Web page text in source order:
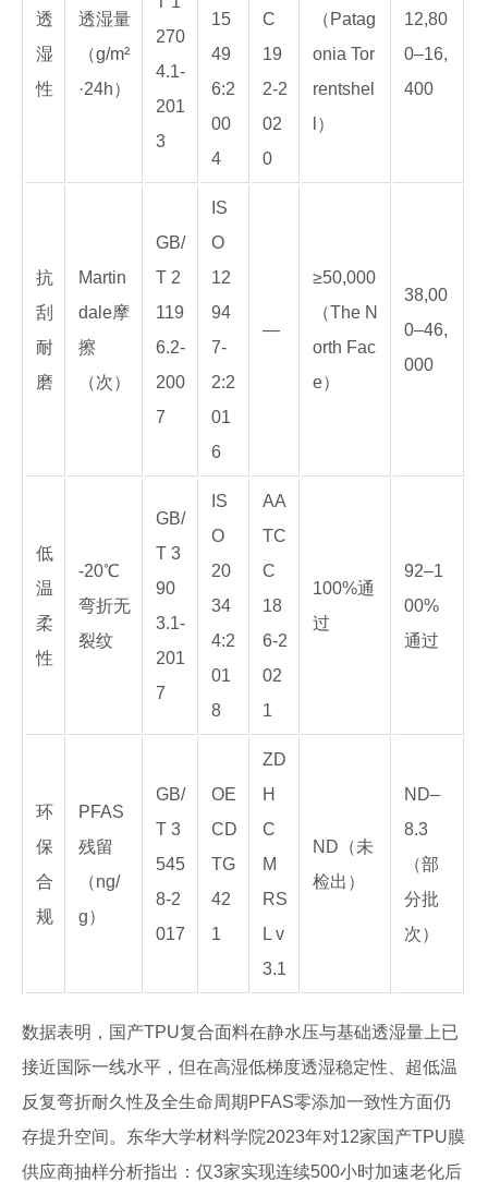
透
湿
性
透湿量
（g/m²
·24h）
270
4.1-
201
3
15
49
6:2
00
4
C
19
2-2
02
0
（Patag
onia Tor
rentshel
l）
12,80
0–16,
400
抗
刮
耐
磨
Martin
dale摩
擦
（次）
GB/
T 2
119
6.2-
200
7
IS
O
12
94
7-
2:2
01
6
—
≥50,000
（The N
orth Fac
e）
38,00
0–46,
000
低
温
柔
性
-20℃
弯折无
裂纹
GB/
T 3
90
3.1-
201
7
IS
O
20
34
4:2
01
8
AA
TC
C
18
6-2
02
1
100%通
过
92–1
00%
通过
环
保
合
规
PFAS
残留
（ng/
g）
GB/
T 3
545
8-2
017
OE
CD
TG
42
1
ZD
H
C
M
RS
L v
3.1
ND（未
检出）
ND–
8.3
（部
分批
次）
数据表明，国产TPU复合面料在静水压与基础透湿量上已
接近国际一线水平，但在高湿低梯度透湿稳定性、超低温
反复弯折耐久性及全生命周期PFAS零添加一致性方面仍
存提升空间。东华大学材料学院2023年对12家国产TPU膜
供应商抽样分析指出：仅3家实现连续500小时加速老化后